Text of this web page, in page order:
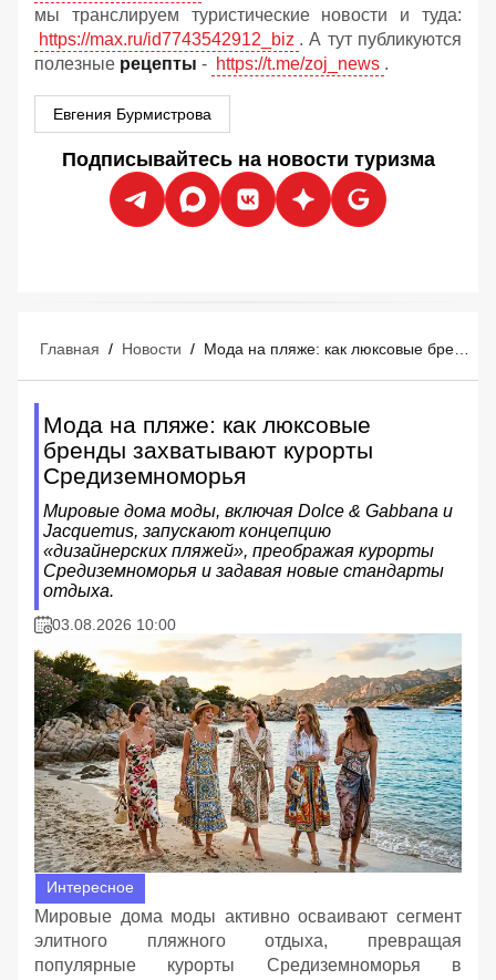
мы транслируем туристические новости и туда:
https://max.ru/id7743542912_biz . А тут публикуются
полезные рецепты - https://t.me/zoj_news .
Евгения Бурмистрова
Подписывайтесь на новости туризма
Главная / Новости / Мода на пляже: как люксовые бренды захватывают курорты Средиземноморья
Мода на пляже: как люксовые
бренды захватывают курорты
Средиземноморья
Мировые дома моды, включая Dolce & Gabbana и
Jacquemus, запускают концепцию
«дизайнерских пляжей», преображая курорты
Средиземноморья и задавая новые стандарты
отдыха.
03.08.2026 10:00
Интересное
Мировые дома моды активно осваивают сегмент
элитного пляжного отдыха, превращая
популярные курорты Средиземноморья в